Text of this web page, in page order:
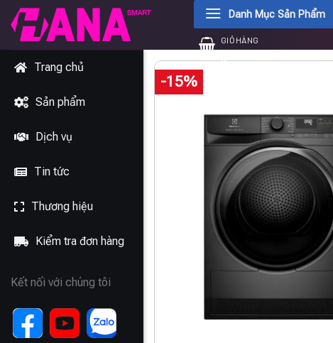
Chuyển
đến
dung
Danh Mục Sản Phẩm
GIỎ HÀNG
0₫
Trang chủ
Sản phẩm
Dịch vụ
Tin tức
Thương hiệu
Kiểm tra đơn hàng
Kết nối với chúng tôi
-15%